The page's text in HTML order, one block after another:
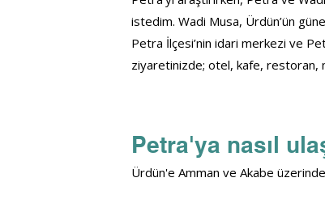
istedim. Wadi Musa, Ürdün’ün
Petra İlçesi’nin idari merkezi ve
ziyaretinizde; otel, kafe, restoran,
Petra'ya nasıl
Ürdün'e Amman ve Akabe